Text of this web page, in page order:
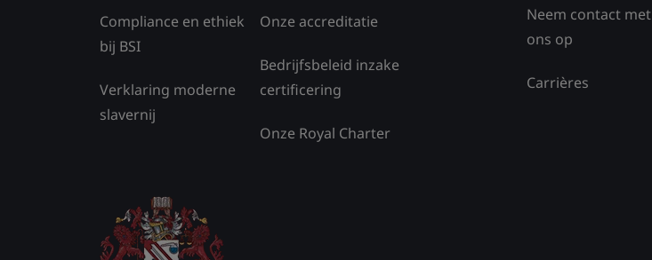
Compliance en ethiek
bij BSI
Verklaring moderne
slavernij
Onze accreditatie
Bedrijfsbeleid inzake
certificering
Onze Royal Charter
Neem contact met
ons op
Carrières